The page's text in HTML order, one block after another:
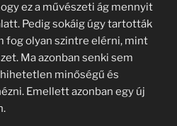
ez a művészeti ág mennyit
Pedig sokáig úgy tartották
fog olyan szintre elérni, mint
Ma azonban senki sem
minőségű és
Emellett azonban egy új